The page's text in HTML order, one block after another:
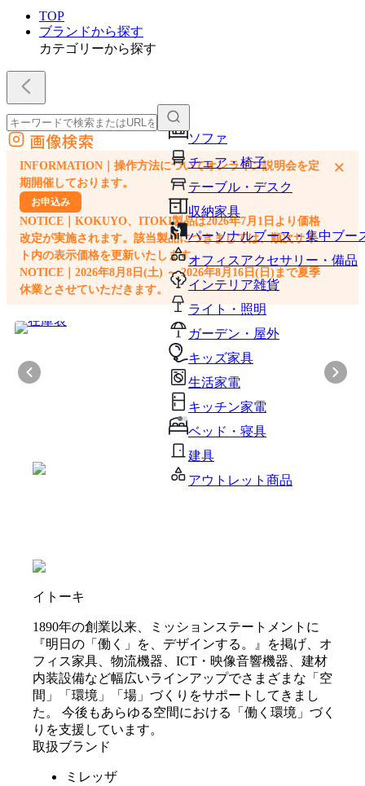
TOP
ブランドから探す
カテゴリーから探す
ソファ
チェア・椅子
テーブル・デスク
収納家具
パーソナルブース・集中ブー
オフィスアクセサリー・備品
インテリア雑貨
ライト・照明
ガーデン・屋外
キッズ家具
生活家電
キッチン家電
ベッド・寝具
建具
アウトレット商品
外部サイトの商品をカートに追加
他のサイトで見つけた商品ページのURLを貼り付けて、カートに追加できます
画像検索
INFORMATION｜操作方法についてオンライン説明会を定
期開催しております。
お申込み
NOTICE｜KOKUYO、ITOKI製品は2026年7月1日より価格
改定が実施されます。該当製品につきましては、順次サイ
ト内の表示価格を更新いたします。
NOTICE｜2026年8月8日(土) ～ 2026年8月16日(日)まで夏季
休業とさせていただきます。
×
イトーキ
1890年の創業以来、ミッションステートメントに
『明日の「働く」を、デザインする。』を掲げ、オ
フィス家具、物流機器、ICT・映像音響機器、建材
内装設備など幅広いラインアップでさまざまな「空
間」「環境」「場」づくりをサポートしてきまし
た。 今後もあらゆる空間における「働く環境」づく
りを支援しています。
取扱ブランド
ミレッザ